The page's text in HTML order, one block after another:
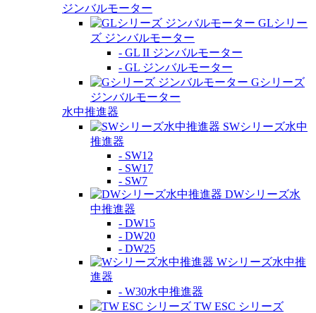
ジンバルモーター
GLシリー
ズ ジンバルモーター
- GL II ジンバルモーター
- GL ジンバルモーター
Gシリーズ
ジンバルモーター
水中推進器
SWシリーズ水中
推進器
- SW12
- SW17
- SW7
DWシリーズ水
中推進器
- DW15
- DW20
- DW25
Wシリーズ水中推
進器
- W30水中推進器
TW ESC シリーズ